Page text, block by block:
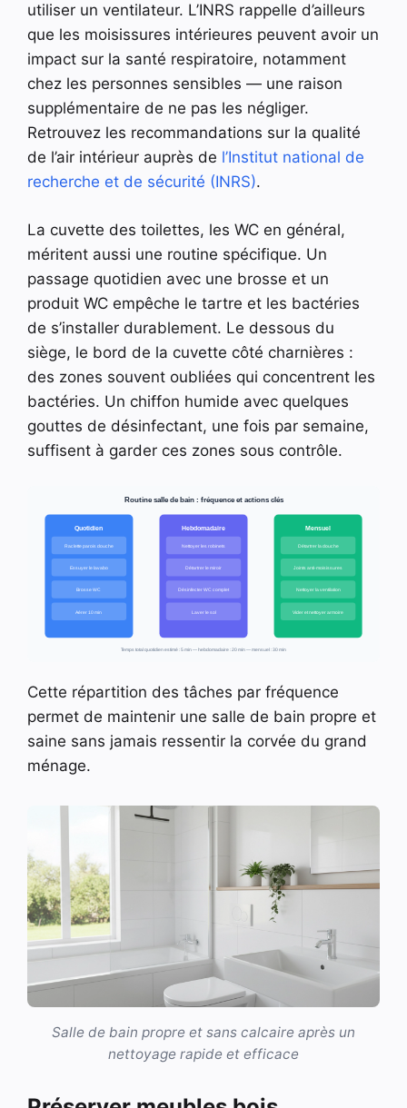
utiliser un ventilateur. L’INRS rappelle d’ailleurs
que les moisissures intérieures peuvent avoir un
impact sur la santé respiratoire, notamment
chez les personnes sensibles — une raison
supplémentaire de ne pas les négliger.
Retrouvez les recommandations sur la qualité
de l’air intérieur auprès de l’Institut national de
recherche et de sécurité (INRS).
La cuvette des toilettes, les WC en général,
méritent aussi une routine spécifique. Un
passage quotidien avec une brosse et un
produit WC empêche le tartre et les bactéries
de s’installer durablement. Le dessous du
siège, le bord de la cuvette côté charnières :
des zones souvent oubliées qui concentrent les
bactéries. Un chiffon humide avec quelques
gouttes de désinfectant, une fois par semaine,
suffisent à garder ces zones sous contrôle.
Routine salle de bain : fréquence et actions clés
Quotidien
Raclette parois douche
Essuyer le lavabo
Brosse WC
Aérer 10 min
Hebdomadaire
Nettoyer les robinets
Détartrer le miroir
Désinfecter WC complet
Laver le sol
Mensuel
Détartrer la douche
Joints anti-moisissures
Nettoyer la ventilation
Vider et nettoyer armoire
Temps total quotidien estimé : 5 min — hebdomadaire : 20 min — mensuel : 30 min
Cette répartition des tâches par fréquence
permet de maintenir une salle de bain propre et
saine sans jamais ressentir la corvée du grand
ménage.
Salle de bain propre et sans calcaire après un
nettoyage rapide et efficace